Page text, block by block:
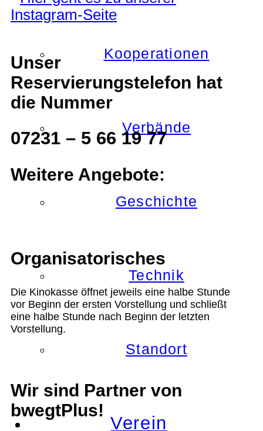
Kooperationen
Verbände
Geschichte
Technik
Standort
Verein
Unser
Reservierungstelefon hat
die Nummer
07231 – 5 66 19 77
Weitere Angebote:
Organisatorisches
Die Kinokasse öffnet jeweils eine halbe Stunde
vor Beginn der ersten Vorstellung und schließt
eine halbe Stunde nach Beginn der letzten
Vorstellung.
Wir sind Partner von
bwegtPlus!